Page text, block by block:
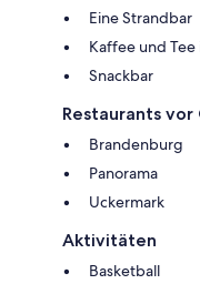
Eine Strandbar
Kaffee und
Snackbar
Restaurants vor
Brandenburg
Panorama
Uckermark
Aktivitäten
Basketball